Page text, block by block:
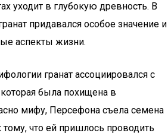
уходит в глубокую древность. В
придавался особое значение и
аспекты жизни.
гранат ассоциировался с
была похищена в
мифу, Персефона съела семена
тому, что ей пришлось проводить